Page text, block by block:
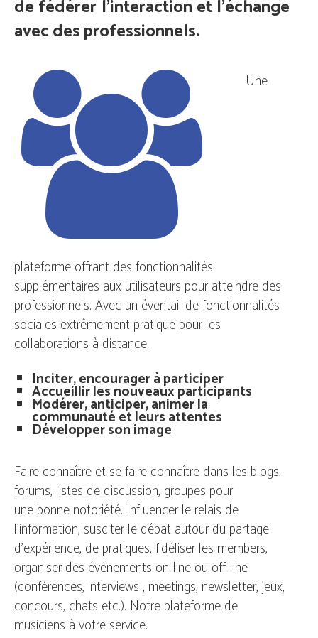
de fédérer l'interaction et l'échange
avec des professionnels.
Une
plateforme offrant des fonctionnalités
supplémentaires aux utilisateurs pour atteindre des
professionnels. Avec un éventail de fonctionnalités
sociales extrêmement pratique pour les
collaborations à distance.
Inciter, encourager à participer
Accueillir les nouveaux participants
Modérer, anticiper, animer la
communauté et leurs attentes
Développer son image
Faire connaître et se faire connaître dans les blogs,
forums, listes de discussion, groupes pour
une bonne notoriété. Influencer le relais de
l'information, susciter le débat autour du partage
d'expérience, de pratiques, fidéliser les members,
organiser des événements on-line ou off-line
(conférences, interviews , meetings, newsletter, jeux,
concours, chats etc.). Notre plateforme de
musiciens à votre service.